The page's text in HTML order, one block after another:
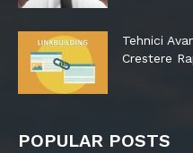
Tehnici
Crestere
POPULAR POSTS